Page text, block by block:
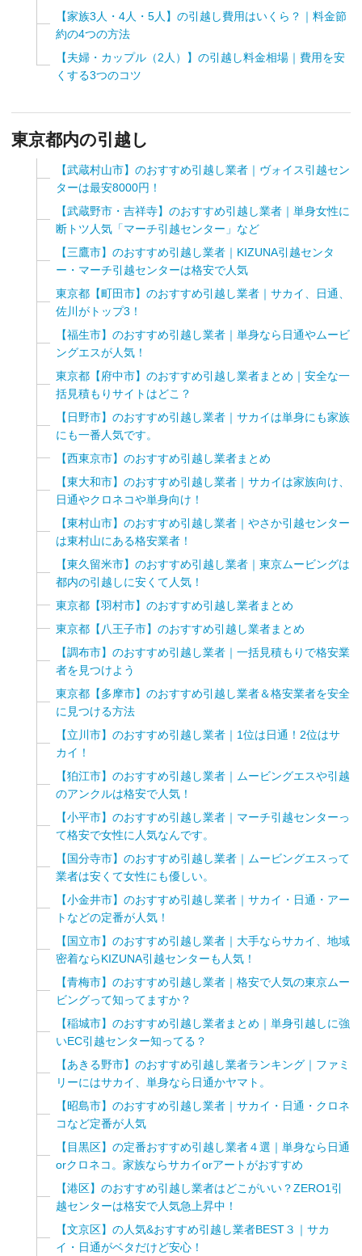
【家族3人・4人・5人】の引越し費用はいくら？｜料金節
約の4つの方法
【夫婦・カップル（2人）】の引越し料金相場｜費用を安
くする3つのコツ
東京都内の引越し
【武蔵村山市】のおすすめ引越し業者｜ヴォイス引越セン
ターは最安8000円！
【武蔵野市・吉祥寺】のおすすめ引越し業者｜単身女性に
断トツ人気「マーチ引越センター」など
【三鷹市】のおすすめ引越し業者｜KIZUNA引越センタ
ー・マーチ引越センターは格安で人気
東京都【町田市】のおすすめ引越し業者｜サカイ、日通、
佐川がトップ3！
【福生市】のおすすめ引越し業者｜単身なら日通やムービ
ングエスが人気！
東京都【府中市】のおすすめ引越し業者まとめ｜安全な一
括見積もりサイトはどこ？
【日野市】のおすすめ引越し業者｜サカイは単身にも家族
にも一番人気です。
【西東京市】のおすすめ引越し業者まとめ
【東大和市】のおすすめ引越し業者｜サカイは家族向け、
日通やクロネコや単身向け！
【東村山市】のおすすめ引越し業者｜やさか引越センター
は東村山にある格安業者！
【東久留米市】のおすすめ引越し業者｜東京ムービングは
都内の引越しに安くて人気！
東京都【羽村市】のおすすめ引越し業者まとめ
東京都【八王子市】のおすすめ引越し業者まとめ
【調布市】のおすすめ引越し業者｜一括見積もりで格安業
者を見つけよう
東京都【多摩市】のおすすめ引越し業者＆格安業者を安全
に見つける方法
【立川市】のおすすめ引越し業者｜1位は日通！2位はサ
カイ！
【狛江市】のおすすめ引越し業者｜ムービングエスや引越
のアンクルは格安で人気！
【小平市】のおすすめ引越し業者｜マーチ引越センターっ
て格安で女性に人気なんです。
【国分寺市】のおすすめ引越し業者｜ムービングエスって
業者は安くて女性にも優しい。
【小金井市】のおすすめ引越し業者｜サカイ・日通・アー
トなどの定番が人気！
【国立市】のおすすめ引越し業者｜大手ならサカイ、地域
密着ならKIZUNA引越センターも人気！
【青梅市】のおすすめ引越し業者｜格安で人気の東京ムー
ビングって知ってますか？
【稲城市】のおすすめ引越し業者まとめ｜単身引越しに強
いEC引越センター知ってる？
【あきる野市】のおすすめ引越し業者ランキング｜ファミ
リーにはサカイ、単身なら日通かヤマト。
【昭島市】のおすすめ引越し業者｜サカイ・日通・クロネ
コなど定番が人気
【目黒区】の定番おすすめ引越し業者４選｜単身なら日通
orクロネコ。家族ならサカイorアートがおすすめ
【港区】のおすすめ引越し業者はどこがいい？ZERO1引
越センターは格安で人気急上昇中！
【文京区】の人気&おすすめ引越し業者BEST３｜サカ
イ・日通がベタだけど安心！